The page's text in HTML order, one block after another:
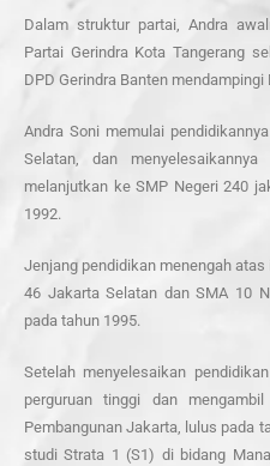
Dalam struktur partai, Andra
Partai Gerindra Kota Tangerang
DPD Gerindra Banten
Andra Soni memulai
Selatan, dan
melanjutkan ke SMP Negeri 240
1992.
Jenjang pendidikan menengah
46 Jakarta Selatan dan SMA 10
pada tahun 1995.
Setelah menyelesaikan
perguruan tinggi dan
Pembangunan Jakarta, lulus pada
studi Strata 1 (S1) di bidang